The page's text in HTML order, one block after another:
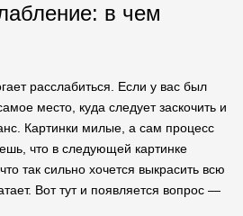
в чем
расслабиться. Если у вас был
место, куда следует заскочить и
Картинки милые, а сам процесс
что в следующей картинке
так сильно хочется выкрасить всю
Вот тут и появляется вопрос —